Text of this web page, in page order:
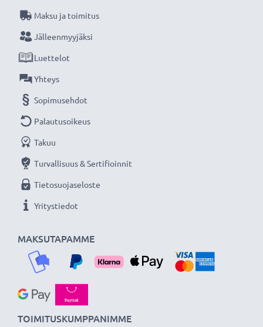
MAKSUTAPAMME
Maksu ja toimitus
Jälleenmyyjäksi
Luettelot
Yhteys
Sopimusehdot
Palautusoikeus
Takuu
Turvallisuus & Sertifioinnit
Tietosuojaseloste
Yritystiedot
TOIMITUSKUMPPANIMME